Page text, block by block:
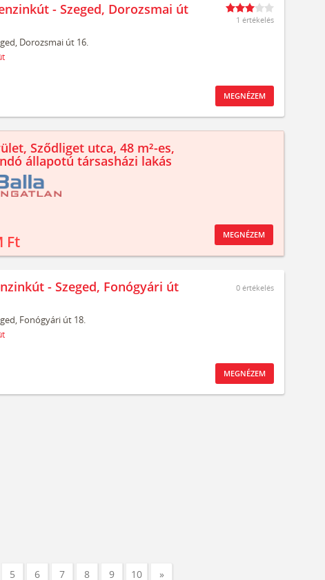
- Szeged, Dorozsmai út
Dorozsmai út 16.
1 értékelés
MEGNÉZEM
Sződliget utca, 48 m²-es,
állapotú társasházi lakás
Ft MEGNÉZEM
- Szeged, Fonógyári út
Fonógyári út 18.
0 értékelés
MEGNÉZEM
5 6 7 8 9 10 »